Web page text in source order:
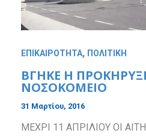
ΕΠΙΚΑΙΡΟΤΗΤΑ, ΠΟΛΙΤΙΚΗ
ΒΓΗΚΕ Η
ΝΟΣΟΚΟΜΕΙΟ
31 Μαρτίου, 2016
ΜΕΧΡΙ 11 ΑΠΡΙΛΙΟΥ ΟΙ